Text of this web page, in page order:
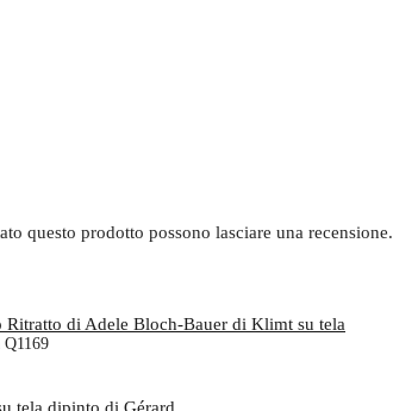
questo prodotto possono lasciare una recensione.